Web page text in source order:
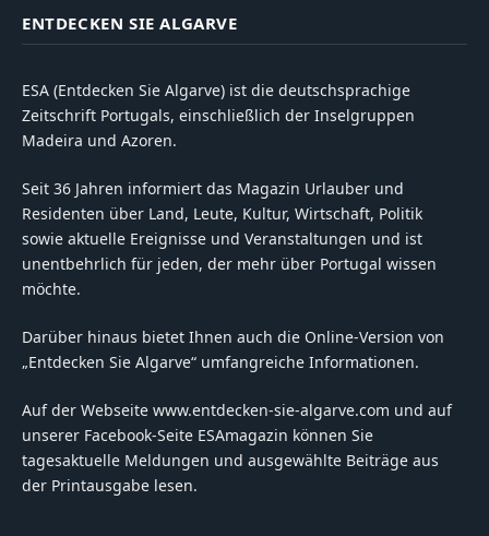
ENTDECKEN SIE ALGARVE
ESA (Entdecken Sie Algarve) ist die deutschsprachige
Zeitschrift Portugals, einschließlich der Inselgruppen
Madeira und Azoren.
Seit 36 Jahren informiert das Magazin Urlauber und
Residenten über Land, Leute, Kultur, Wirtschaft, Politik
sowie aktuelle Ereignisse und Veranstaltungen und ist
unentbehrlich für jeden, der mehr über Portugal wissen
möchte.
Darüber hinaus bietet Ihnen auch die Online-Version von
„Entdecken Sie Algarve“ umfangreiche Informationen.
Auf der Webseite www.entdecken-sie-algarve.com und auf
unserer Facebook-Seite ESAmagazin können Sie
tagesaktuelle Meldungen und ausgewählte Beiträge aus
der Printausgabe lesen.